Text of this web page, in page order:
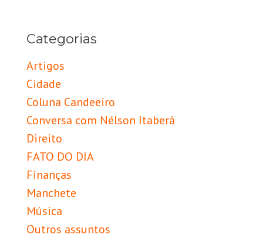
Categorias
Artigos
Cidade
Coluna Candeeiro
Conversa com Nélson Itaberá
Direito
FATO DO DIA
Finanças
Manchete
Música
Outros assuntos